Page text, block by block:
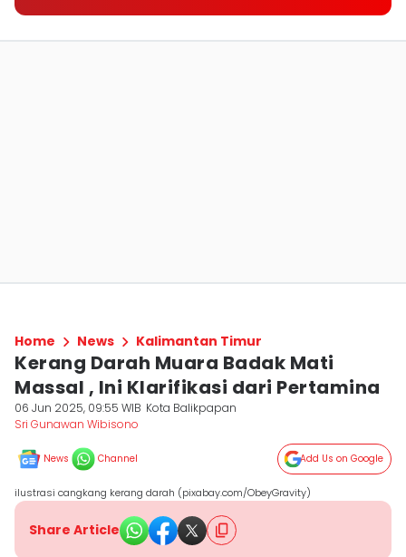
Home News Kalimantan Timur
Kerang Darah Muara Badak Mati
Massal , Ini Klarifikasi dari Pertamina
06 Jun 2025, 09:55 WIB Kota Balikpapan
Sri Gunawan Wibisono
News Channel Add Us on Google
ilustrasi cangkang kerang darah (pixabay.com/ObeyGravity)
Share Article